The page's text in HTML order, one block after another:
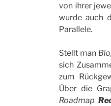
von ihrer
wurde auch
Parallele.
Stellt man
sich
zum
Über die
Roadmap